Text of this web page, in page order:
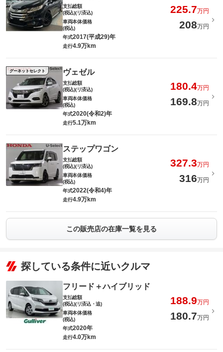
支払総額
(税込)(リ済込)
225.7万円
車両本体価格
(税込)
208万円
年式2017(平成29)年
走行4.9万km
グーネットセレクト ヴェゼル
支払総額
(税込)(リ済込)
180.4万円
車両本体価格
(税込)
169.8万円
年式2020(令和2)年
走行5.1万km
ステップワゴン
支払総額
(税込)(リ済込)
327.3万円
車両本体価格
(税込)
316万円
年式2022(令和4)年
走行4.9万km
この販売店の在庫一覧を見る
探している条件に近いクルマ
フリード＋ハイブリッド
支払総額
(税込)(リ済込・追)
188.9万円
車両本体価格
(税込)
180.7万円
年式2020年
走行4.0万km